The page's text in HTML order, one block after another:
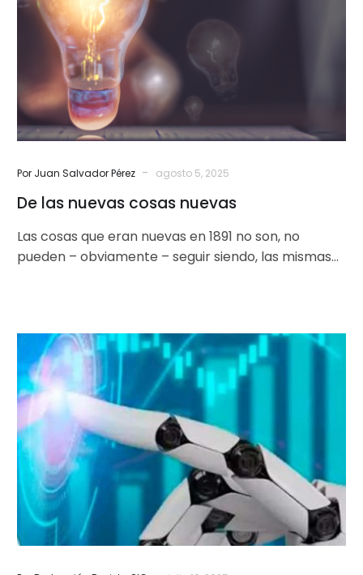
nuevas
Por Juan Salvador Pérez - agosto 5, 2025
De las nuevas cosas nuevas
Las cosas que eran nuevas en 1891 no son, no
pueden – obviamente – seguir siendo, las mismas
León
XIV:
gobernanza
global
y
valores
humanos
en
la
era
de